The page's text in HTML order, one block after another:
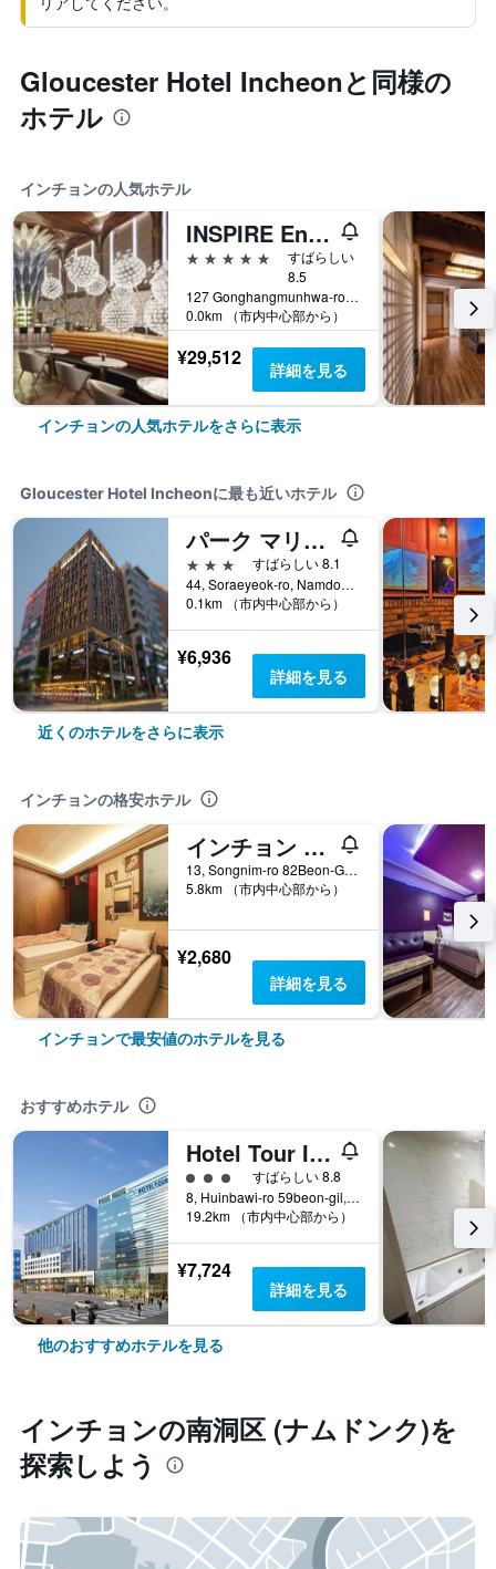
Gloucester Hotel Incheonと同様の
ホテル
インチョンの人気ホテル
INSPIRE Entertainment Resort
5つ星
すばらしい
8.5
127 Gonghangmunhwa-ro, Jung-gu, インチョン, 韓国
0.0km （市内中心部から）
¥29,512 詳細を見る
インチョンの人気ホテルをさらに表示
Gloucester Hotel Incheonに最も近いホテル
パーク マリン ホテル
3つ星
すばらしい 8.1
44, Soraeyeok-ro, Namdong-gu, インチョン, 韓国
0.1km （市内中心部から）
¥6,936
詳細を見る
近くのホテルをさらに表示
インチョンの格安ホテル
インチョン ソンリムドン パレス モーテル
13, Songnim-ro 82Beon-Gil, Dong-gu, インチョン, 韓国
5.8km （市内中心部から）
¥2,680
詳細を見る
インチョンで最安値のホテルを見る
おすすめホテル
Hotel Tour Incheon Airport Hotel & Suites
3​クラス評価すばらしい 8.8
8, Huinbawi-ro 59beon-gil, Jung-gu, インチョン, 韓国
19.2km （市内中心部から）
¥7,724
詳細を見る
他のおすすめホテルを見る
インチョン​の南洞区 (ナムドンク)​を
探索しよう